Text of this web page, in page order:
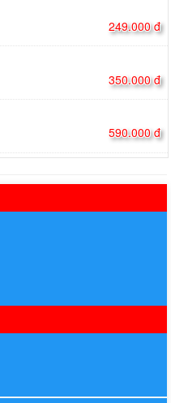
249.000 đ
350.000 đ
590.000 đ